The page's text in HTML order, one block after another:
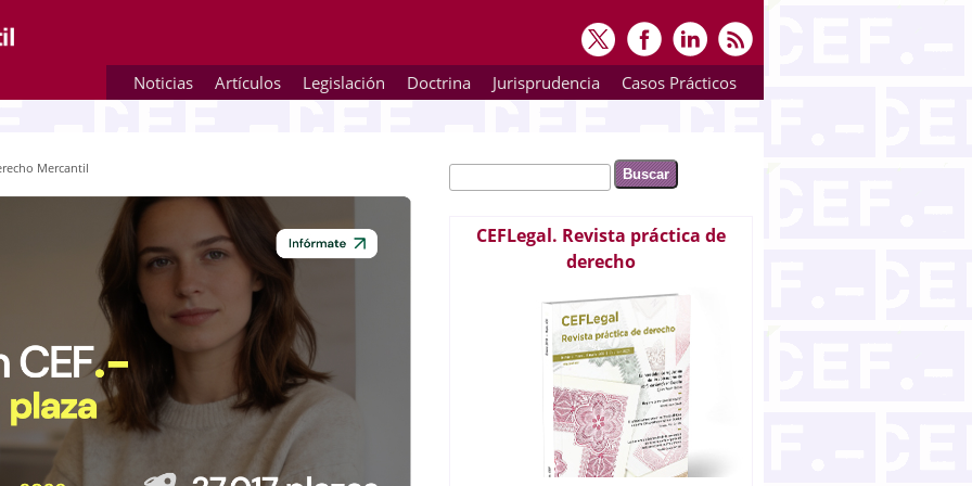
Noticias Artículos Legislación Doctrina Jurisprudencia Casos Prácticos
Mercantil Formulario de búsqueda
Buscar
CEFLegal. Revista práctica de
derecho